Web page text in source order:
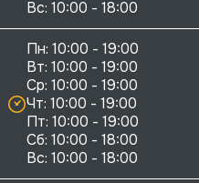
Пн: 10:00 - 19:00
Вт: 10:00 - 19:00
Ср: 10:00 - 19:00
Чт: 10:00 - 19:00
Пт: 10:00 - 19:00
Сб: 10:00 - 18:00